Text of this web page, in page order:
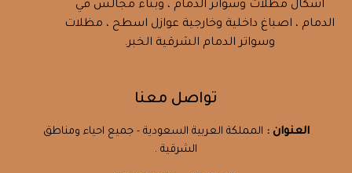
اشكال مظلات وسواتر الدمام ، وبناء مجالس في
الدمام ، اصباغ داخلية وخارجية عوازل اسطح ، مظلات
وسواتر الدمام الشرقية الخبر.
تواصل معنا
العنوان : المملكة العربية السعودية - جميع احياء ومناطق
الشرقية .